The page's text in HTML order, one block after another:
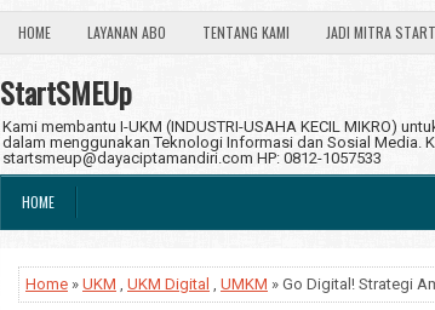
HOME LAYANAN ABO TENTANG KAMI JADI MITRA
StartSMEUp
Kami membantu I-UKM (INDUSTRI-USAHA KECIL MIKRO)
dalam menggunakan Teknologi Informasi dan Sosial Media.
startsmeup@dayaciptamandiri.com HP: 0812-1057533
HOME
Home » UKM , UKM Digital , UMKM » Go Digital! Strategi